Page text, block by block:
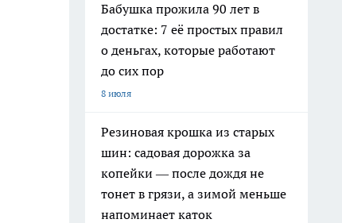
Бабушка прожила 90 лет в
достатке: 7 её простых правил
о деньгах, которые работают
до сих пор
8 июля
Резиновая крошка из старых
шин: садовая дорожка за
копейки — после дождя не
тонет в грязи, а зимой меньше
напоминает каток